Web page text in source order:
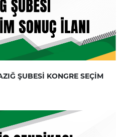
ŞUBESİ KONGRE SEÇİM